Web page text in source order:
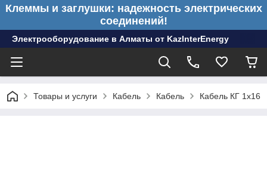
Клеммы и заглушки: надежность электрических
соединений!
Электрооборудование в Алматы от KazInterEnergy
Товары и услуги Кабель Кабель Кабель КГ 1х16